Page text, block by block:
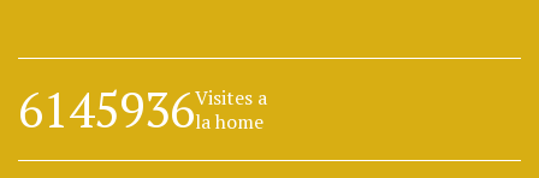
6145936Visites a
la home